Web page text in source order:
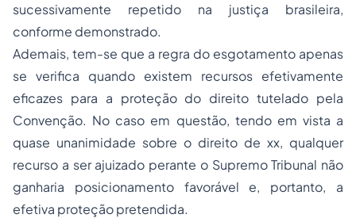
sucessivamente repetido na justiça brasileira,
conforme demonstrado.
Ademais, tem-se que a regra do esgotamento apenas
se verifica quando existem recursos efetivamente
eficazes para a proteção do direito tutelado pela
Convenção. No caso em questão, tendo em vista a
quase unanimidade sobre o direito de xx, qualquer
recurso a ser ajuizado perante o Supremo Tribunal não
ganharia posicionamento favorável e, portanto, a
efetiva proteção pretendida.